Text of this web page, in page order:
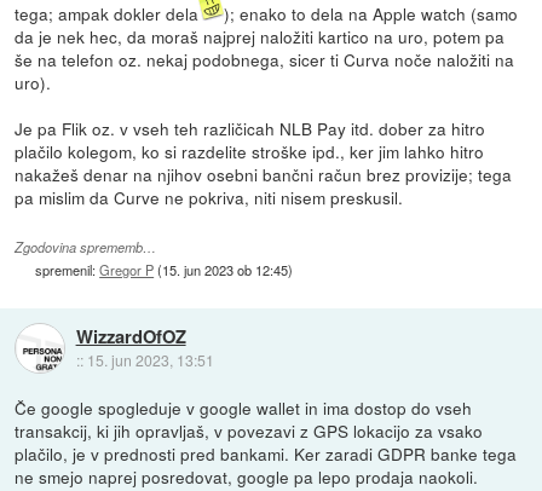
tega; ampak dokler dela
); enako to dela na Apple watch (samo
da je nek hec, da moraš najprej naložiti kartico na uro, potem pa
še na telefon oz. nekaj podobnega, sicer ti Curva noče naložiti na
uro).
Je pa Flik oz. v vseh teh različicah NLB Pay itd. dober za hitro
plačilo kolegom, ko si razdelite stroške ipd., ker jim lahko hitro
nakažeš denar na njihov osebni bančni račun brez provizije; tega
pa mislim da Curve ne pokriva, niti nisem preskusil.
Zgodovina sprememb…
spremenil:Gregor P(15. jun 2023 ob 12:45)
WizzardOfOZ
:: 15. jun 2023, 13:51
Če google spogleduje v google wallet in ima dostop do vseh
transakcij, ki jih opravljaš, v povezavi z GPS lokacijo za vsako
plačilo, je v prednosti pred bankami. Ker zaradi GDPR banke tega
ne smejo naprej posredovat, google pa lepo prodaja naokoli.